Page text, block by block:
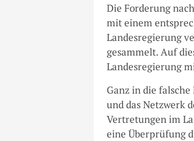
Die Forderung
mit einem
Landesregierung
gesammelt. Auf
Landesregierung
Ganz in die
und das Netzwerk
Vertretungen im
eine Überprüfung